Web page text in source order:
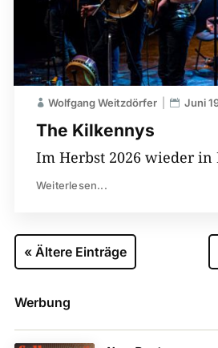
The Kilkennys
Wolfgang Weitzdörfer Juni
Im Herbst 2026 wieder in
Weiterlesen...
« Ältere Einträge
Werbung